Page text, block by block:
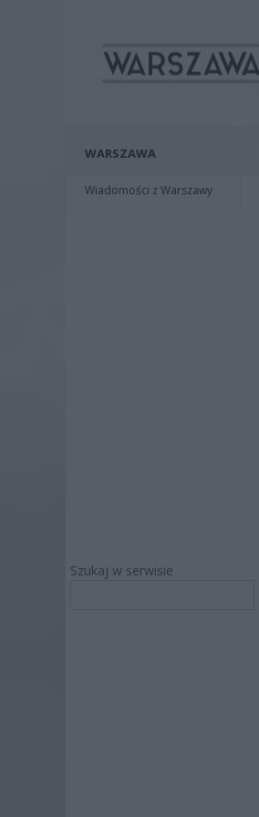
WARSZAWA
Wiadomości z Warszawy
Szukaj w serwisie